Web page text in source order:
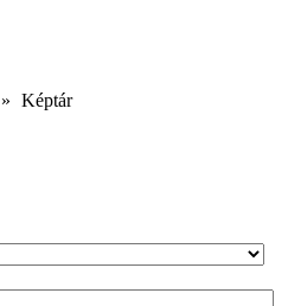
» Képtár